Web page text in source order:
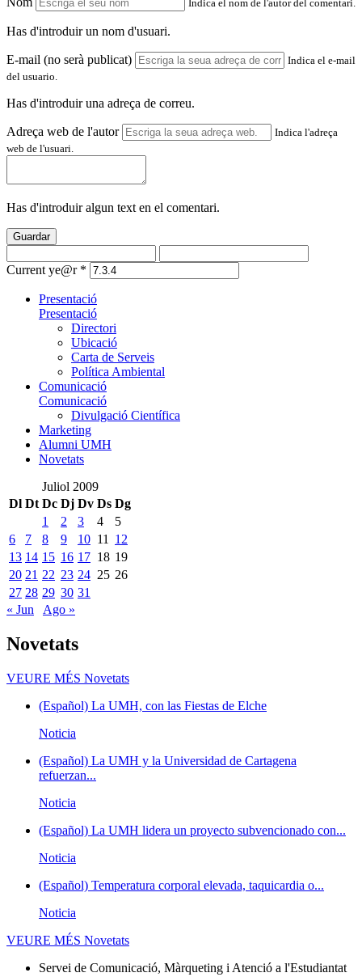
Indica el nom de l'autor del comentari.
Has d'introduir un nom d'usuari.
E-mail (no serà publicat)
Indica el e-mail
del usuario.
Has d'introduir una adreça de correu.
Adreça web de l'autor
Indica l'adreça
web de l'usuari.
Has d'introduir algun text en el comentari.
Guardar
Current ye@r *
Presentació
Presentació
Directori
Ubicació
Carta de Serveis
Política Ambiental
Comunicació
Comunicació
Divulgació Científica
Marketing
Alumni UMH
Novetats
Juliol 2009
Dl Dt Dc Dj Dv Ds Dg
1
2 3 4
5
6
7 8 9 10 11 12
13 14 15 16 17 18 19
20 21 22 23 24 25 26
27 28 29 30 31
« Jun
Ago »
Novetats
VEURE MÉS Novetats
(Español) La UMH, con las Fiestas de Elche
Noticia
(Español) La UMH y la Universidad de Cartagena
refuerzan...
Noticia
(Español) La UMH lidera un proyecto subvencionado con...
Noticia
(Español) Temperatura corporal elevada, taquicardia o...
Noticia
VEURE MÉS Novetats
Servei de Comunicació, Màrqueting i Atenció a l'Estudiantat